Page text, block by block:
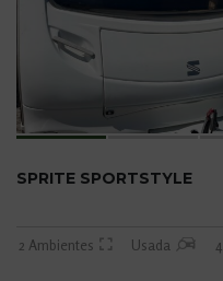
SPRITE SPORTSTYLE
2 Ambientes Usada 4